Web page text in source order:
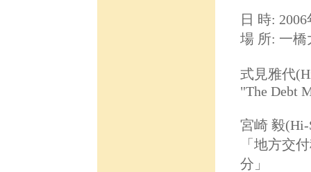
日 時:
場 所: 一橋
式見雅代
"The Debt
宮崎 毅(Hi-
「地方交
分」